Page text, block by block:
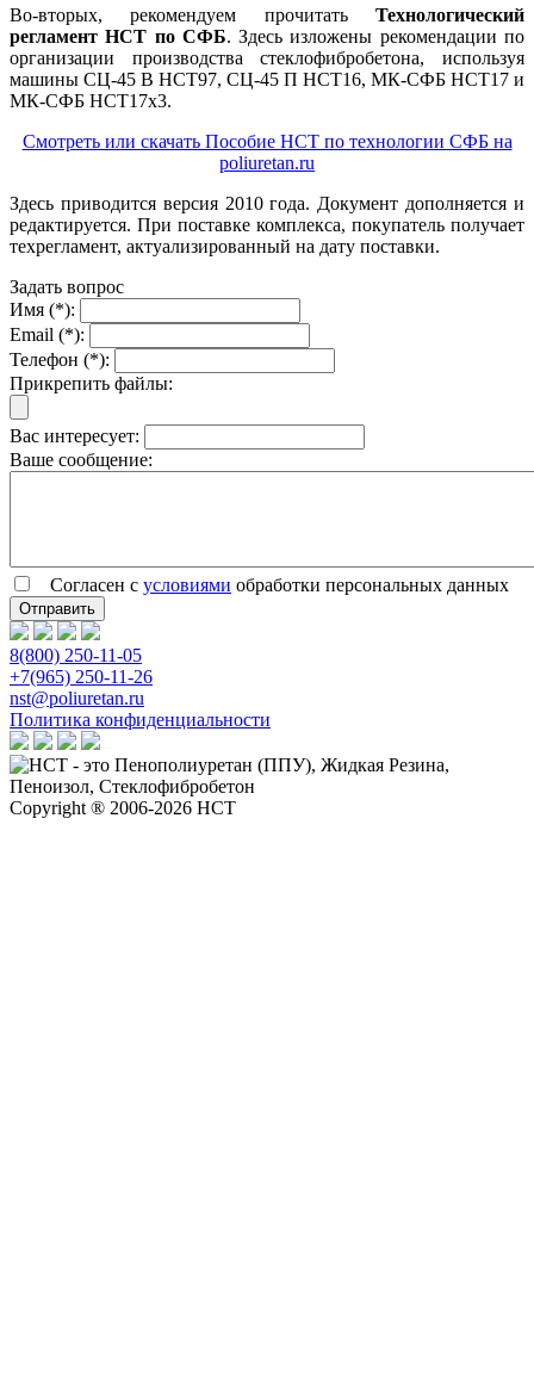
Во-вторых, рекомендуем прочитать Технологический
регламент НСТ по СФБ. Здесь изложены рекомендации по
организации производства стеклофибробетона, используя
машины СЦ-45 В НСТ97, СЦ-45 П НСТ16, МК-СФБ НСТ17 и
МК-СФБ НСТ17х3.
Смотреть или скачать Пособие НСТ по технологии СФБ на
poliuretan.ru
Здесь приводится версия 2010 года. Документ дополняется и
редактируется. При поставке комплекса, покупатель получает
техрегламент, актуализированный на дату поставки.
Задать вопрос
Имя (*):
Email (*):
Телефон (*):
Прикрепить файлы:
Вас интересует:
Ваше сообщение:
Согласен с условиями обработки персональных данных
8(800) 250-11-05
+7(965) 250-11-26
nst@poliuretan.ru
Политика конфиденциальности
Copyright ® 2006-2026 НСТ